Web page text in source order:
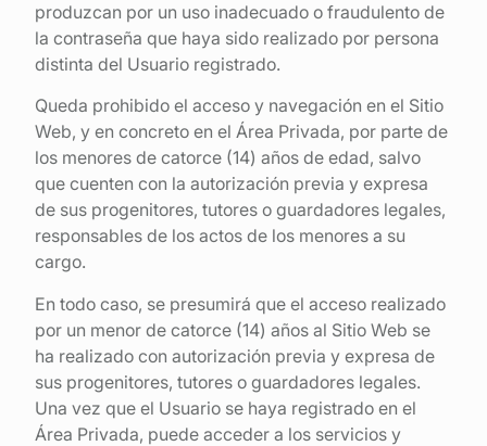
produzcan por un uso inadecuado o fraudulento de
la contraseña que haya sido realizado por persona
distinta del Usuario registrado.
Queda prohibido el acceso y navegación en el Sitio
Web, y en concreto en el Área Privada, por parte de
los menores de catorce (14) años de edad, salvo
que cuenten con la autorización previa y expresa
de sus progenitores, tutores o guardadores legales,
responsables de los actos de los menores a su
cargo.
En todo caso, se presumirá que el acceso realizado
por un menor de catorce (14) años al Sitio Web se
ha realizado con autorización previa y expresa de
sus progenitores, tutores o guardadores legales.
Una vez que el Usuario se haya registrado en el
Área Privada, puede acceder a los servicios y